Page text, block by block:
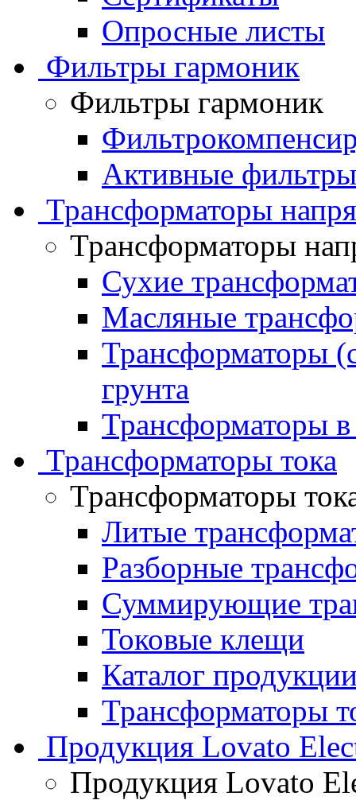
Опросные листы
Фильтры гармоник
Фильтры гармоник
Активные
Трансформаторы
Трансформаторы
Сухие
Масляные
Трансформаторы
грунта
Трансформаторы
Трансформаторы тока
Трансформаторы
Литые
Разборные
Суммирующие
Токовые клещи
Каталог
Трансформаторы
Продукция Lovato
Продукция Lovato